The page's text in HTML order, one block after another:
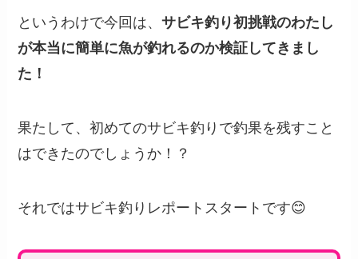
というわけで今回は、サビキ釣り初挑戦のわたし
が本当に簡単に魚が釣れるのか検証してきまし
た！
果たして、初めてのサビキ釣りで釣果を残すこと
はできたのでしょうか！？
それではサビキ釣りレポートスタートです😊